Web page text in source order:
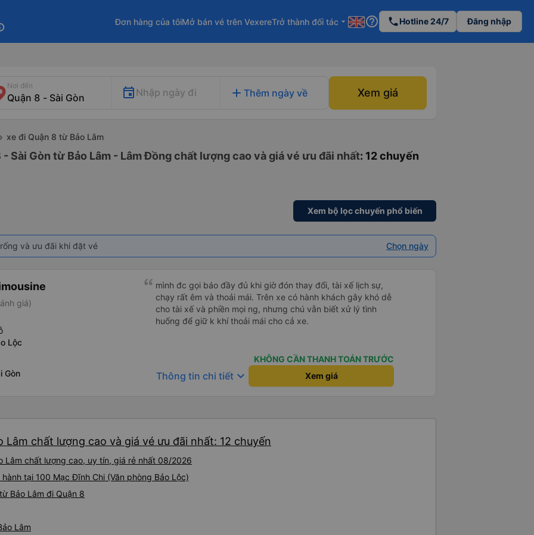
Đơn hàng của tôiMở bán vé trên VexereTrở thành đối tác arrow_drop_down help_outline phoneHotline 24/7 Đăng nhập
Nơi đến
Nhập ngày đi add Thêm ngày về Xem giá
xe đi Quận 8 từ Bảo Lâm
Sài Gòn từ Bảo Lâm - Lâm Đồng chất lượng cao và giá vé ưu đãi nhất: 12 chuyến
Xem bộ lọc chuyến phổ biến
và ưu đãi khi đặt vé Chọn ngày
giá)
Lộc
Gòn
mình đc gọi báo đầy đủ khi giờ đón thay đổi, tài xế lịch sự,
chạy rất êm và thoải mái. Trên xe có hành khách gây khó dễ
cho tài xế và phiền mọi ng, nhưng chú vẫn biết xử lý tình
huống để giữ k khí thoải mái cho cả xe.
KHÔNG CẦN THANH TOÁN TRƯỚC
Thông tin chi tiết keyboard_arrow_down Xem giá
chất lượng cao và giá vé ưu đãi nhất: 12 chuyến
Lâm chất lượng cao, uy tín, giá rẻ nhất 08/2026
tại 100 Mạc Đĩnh Chi (Văn phòng Bảo Lộc)
Bảo Lâm đi Quận 8
Lâm